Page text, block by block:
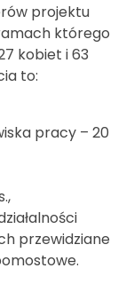
projektu
którego
kobiet i 63
to:
pracy – 20
przewidziane